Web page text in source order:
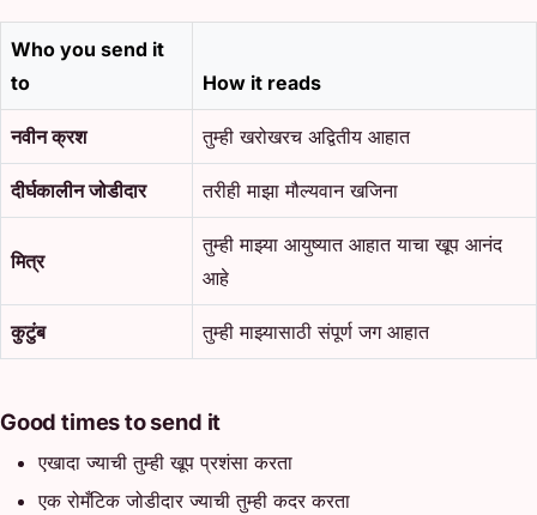
Who you send it
to
How it reads
नवीन क्रश तुम्ही खरोखरच अद्वितीय आहात
दीर्घकालीन जोडीदार तरीही माझा मौल्यवान खजिना
मित्र
तुम्ही माझ्या आयुष्यात आहात याचा खूप आनंद
आहे
कुटुंब तुम्ही माझ्यासाठी संपूर्ण जग आहात
Good times to send it
एखादा ज्याची तुम्ही खूप प्रशंसा करता
एक रोमँटिक जोडीदार ज्याची तुम्ही कदर करता